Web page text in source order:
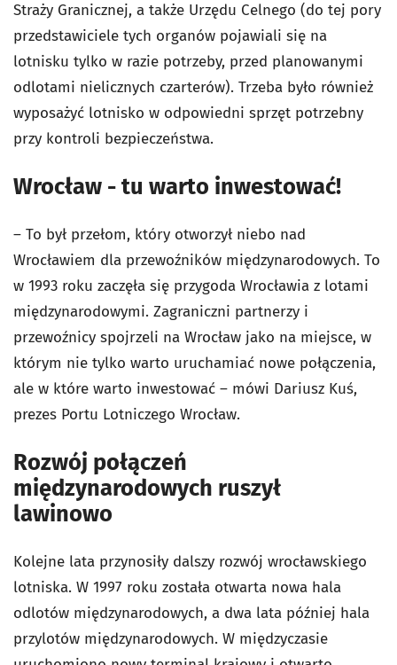
Straży Granicznej, a także Urzędu Celnego (do tej pory
przedstawiciele tych organów pojawiali się na
lotnisku tylko w razie potrzeby, przed planowanymi
odlotami nielicznych czarterów). Trzeba było również
wyposażyć lotnisko w odpowiedni sprzęt potrzebny
przy kontroli bezpieczeństwa.
Wrocław - tu warto inwestować!
– To był przełom, który otworzył niebo nad
Wrocławiem dla przewoźników międzynarodowych. To
w 1993 roku zaczęła się przygoda Wrocławia z lotami
międzynarodowymi. Zagraniczni partnerzy i
przewoźnicy spojrzeli na Wrocław jako na miejsce, w
którym nie tylko warto uruchamiać nowe połączenia,
ale w które warto inwestować – mówi Dariusz Kuś,
prezes Portu Lotniczego Wrocław.
Rozwój połączeń
międzynarodowych ruszył
lawinowo
Kolejne lata przynosiły dalszy rozwój wrocławskiego
lotniska. W 1997 roku została otwarta nowa hala
odlotów międzynarodowych, a dwa lata później hala
przylotów międzynarodowych. W międzyczasie